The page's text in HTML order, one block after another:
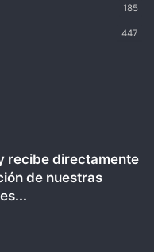
185
447
recibe directamente
de nuestras